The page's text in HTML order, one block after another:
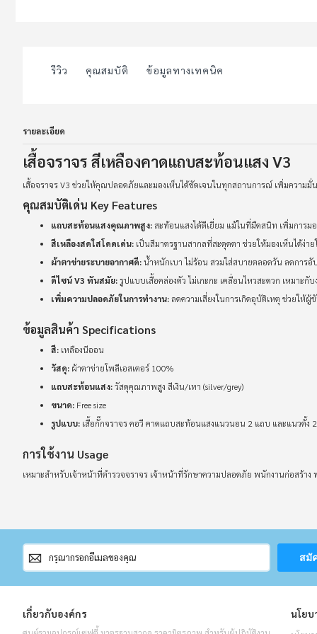
images
galleryรีวิว คุณสมบัติ ข้อมูลทางเทคนิค
รายละเอียด
เสื้อจราจร สีเหลืองคาดแถบสะท้อนแสง V3
เสื้อจราจร V3 ช่วยให้คุณปลอดภัยและมองเห็นได้ชัดเจนในทุกสถานการณ์ เพิ่มควา
คุณสมบัติเด่น Key Features
แถบสะท้อนแสงคุณภาพสูง:สะท้อนแสงได้ดีเยี่ยม แม้ในที่มืดสนิท เพิ่มการม
สีเหลืองสดใสโดดเด่น: เป็นสีมาตรฐานสากลที่สะดุดตา ช่วยให้มองเห็นได้ง่า
ผ้าตาข่ายระบายอากาศดี:น้ำหนักเบา ไม่ร้อน สวมใส่สบายตลอดวัน ลดการอั
ดีไซน์ V3 ทันสมัย:รูปแบบเสื้อคล่องตัว ไม่เกะกะ เคลื่อนไหวสะดวก เหมาะกั
เพิ่มความปลอดภัยในการทำงาน:ลดความเสี่ยงในการเกิดอุบัติเหตุ ช่วยให้
ข้อมูลสินค้า Specifications
สี: เหลืองนีออน
วัสดุ: ผ้าตาข่ายโพลีเอสเตอร์ 100%
แถบสะท้อนแสง:วัสดุคุณภาพสูง สีเงิน/เทา (silver/grey)
ขนาด: Free size
รูปแบบ: เสื้อกั๊กจราจร คอวี คาดแถบสะท้อนแสงแนวนอน 2 แถบ และแนวตั้ง
การใช้งาน Usage
เหมาะสำหรับเจ้าหน้าที่ตำรวจจราจร เจ้าหน้าที่รักษาความปลอดภัย พนักงานก่อสร้า
สมัคร
สมาชิก
จดหมาย
ข่าว
สมั
เกี่ยวกับองค์กร นโยบ